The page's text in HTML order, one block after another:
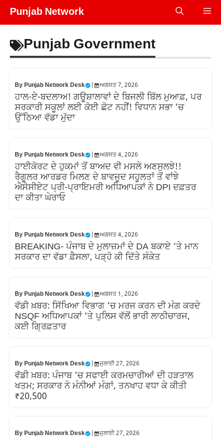
Skip
Punjab Network
Punjab Government
ByPunjab Network Desk ਅਗਸਤ 7, 2026
ਹਾਲ-ਏ-ਬਦਲਾਅ! ਗਊਸ਼ਾਲਾਵਾਂ ਦੇ ਬਿਜਲੀ ਬਿੱਲ ਮੁਆਫ਼, ਪਰ
ਸਰਕਾਰੀ ਸਕੂਲਾਂ ਲਈ ਕੋਈ ਛੋਟ ਨਹੀਂ! ਵਿਧਾਨ ਸਭਾ ‘ਚ
ਉੱਠਿਆ ਵੱਡਾ ਮੁੱਦਾ
ByPunjab Network Desk ਅਗਸਤ 4, 2026
ਹਾਈਕੋਰਟ ਦੇ ਹੁਕਮਾਂ ਤੋਂ ਬਾਅਦ ਵੀ ਮਸਲੇ ਅਣਸੁਲਝੇ!!
ਰੈਗੂਲਰ ਆਰਡਰ ਮਿਲਣ ਦੇ ਬਾਵਜੂਦ ਸਹੂਲਤਾਂ ਤੋਂ ਵਾਂਝੇ
ਐਸੋਸੀਏਟ ਪ੍ਰੀ-ਪ੍ਰਾਇਮਰੀ ਅਧਿਆਪਕਾਂ ਨੇ DPI ਦਫ਼ਤਰ
ਦਾ ਕੀਤਾ ਘੇਰਾਓ
ByPunjab Network Desk ਅਗਸਤ 4, 2026
BREAKING- ਪੰਜਾਬ ਦੇ ਮੁਲਾਜ਼ਮਾਂ ਦੇ DA ਬਕਾਏ ‘ਤੇ ਮਾਨ
ਸਰਕਾਰ ਦਾ ਵੱਡਾ ਫ਼ੈਸਲਾ, ਪੜ੍ਹੋ ਕੀ ਦਿੱਤੇ ਸੰਕੇਤ
ByPunjab Network Desk ਅਗਸਤ 1, 2026
ਵੱਡੀ ਖ਼ਬਰ: ਸਿੱਖਿਆ ਵਿਭਾਗ ‘ਚ ਮਰਜ ਕਰਨ ਦੀ ਮੰਗ ਕਰਦੇ
NSQF ਅਧਿਆਪਕਾਂ ‘ਤੇ ਪੁਲਿਸ ਵੱਲੋਂ ਭਾਰੀ ਲਾਠੀਚਾਰਜ,
ਕਈ ਗ੍ਰਿਫ਼ਤਾਰ
ByPunjab Network Desk ਜੁਲਾਈ 27, 2026
ਵੱਡੀ ਖ਼ਬਰ: ਪੰਜਾਬ ‘ਚ ਸਫਾਈ ਕਰਮਚਾਰੀਆਂ ਦੀ ਹੜਤਾਲ
ਖਤਮ; ਸਰਕਾਰ ਨੇ ਮੰਨੀਆਂ ਮੰਗਾਂ, ਤਨਖਾਹ ਵਧਾ ਕੇ ਕੀਤੀ
₹20,500
ByPunjab Network Desk ਜੁਲਾਈ 27, 2026